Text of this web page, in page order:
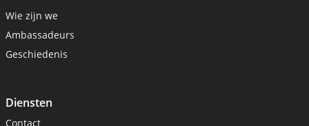
Wie zijn we
Ambassadeurs
Geschiedenis
Diensten
Contact